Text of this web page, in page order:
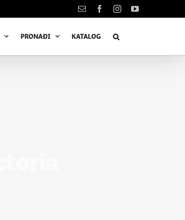
KontaktFacebookInstagramYouTube
PRONAĐI KATALOG